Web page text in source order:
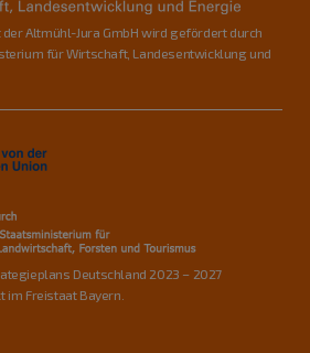
Altmühl-Jura GmbH wird gefördert durch
für Wirtschaft, Landesentwicklung und
Deutschland 2023 – 2027
im Freistaat Bayern.